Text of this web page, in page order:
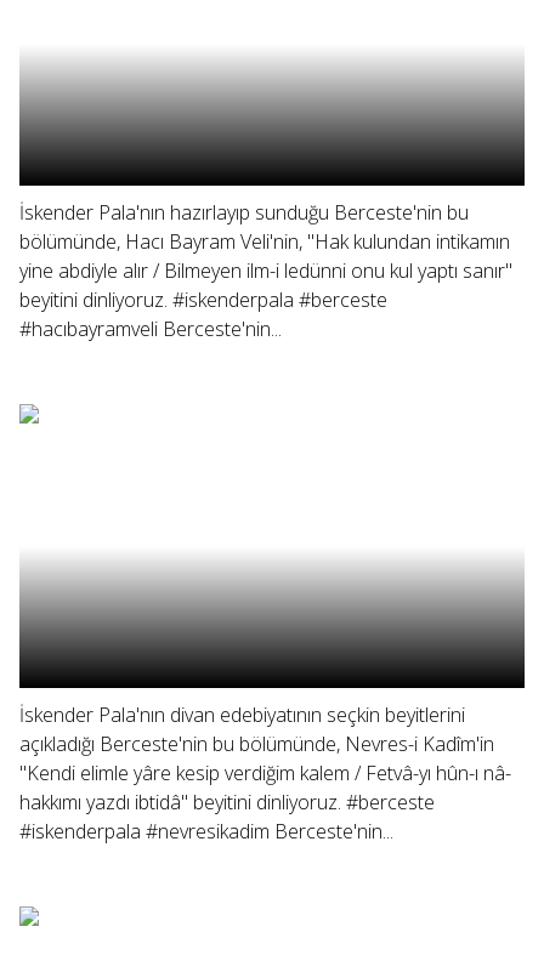
İskender Pala'nın hazırlayıp sunduğu Berceste'nin bu
bölümünde, Hacı Bayram Veli'nin, "Hak kulundan intikamın
yine abdiyle alır / Bilmeyen ilm-i ledünni onu kul yaptı sanır"
beyitini dinliyoruz. #iskenderpala #berceste
#hacıbayramveli Berceste'nin...
İskender Pala'nın divan edebiyatının seçkin beyitlerini
açıkladığı Berceste'nin bu bölümünde, Nevres-i Kadîm'in
"Kendi elimle yâre kesip verdiğim kalem / Fetvâ-yı hûn-ı nâ-
hakkımı yazdı ibtidâ" beyitini dinliyoruz. #berceste
#iskenderpala #nevresikadim Berceste'nin...